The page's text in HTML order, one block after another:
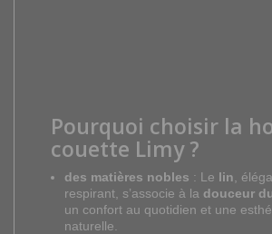
Pourquoi choisir la
couette Limy ?
des matières nobles : Le lin ,
respirant, s’associe à la douceur
un confort au quotidien et une
naturelle.